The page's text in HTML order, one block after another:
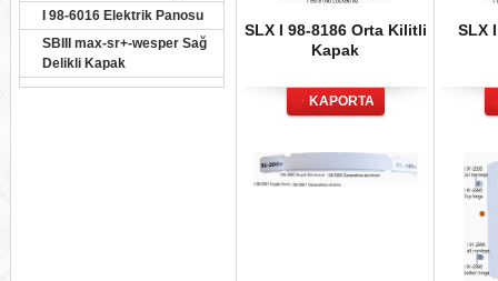
I 98-6016 Elektrik Panosu
SBIII max-sr+-wesper Sağ
Delikli Kapak
SLX I 98-8186 Orta Kilitli
Kapak
KAPORTA
SLX